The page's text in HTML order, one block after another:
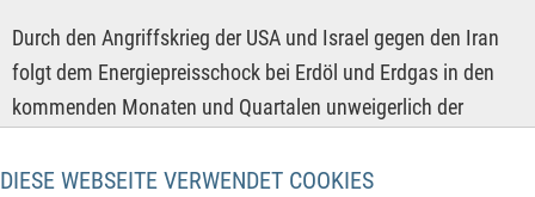
DIESE WEBSEITE VERWENDET COOKIES
Durch den Angriffskrieg der USA und Israel gegen den Iran
folgt dem Energiepreisschock bei Erdöl und Erdgas in den
kommenden Monaten und Quartalen unweigerlich der
verteuerten Energiepreise die Kosten der gesamten